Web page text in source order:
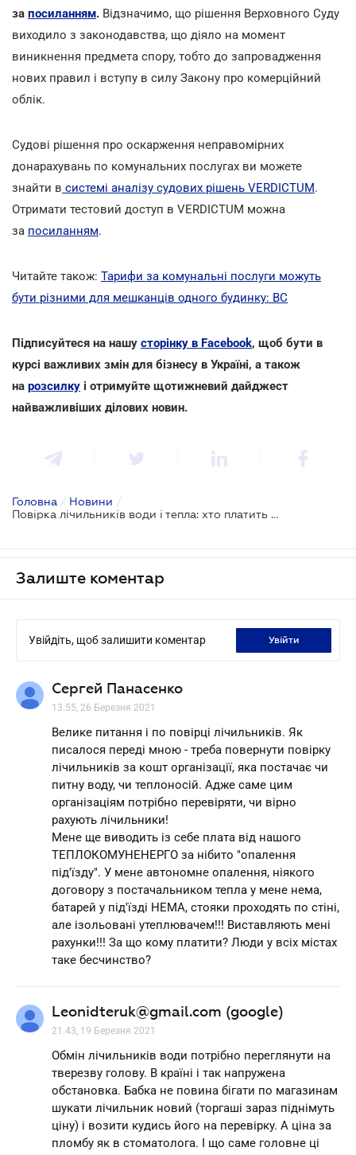
за посиланням. Відзначимо, що рішення Верховного Суду
виходило з законодавства, що діяло на момент
виникнення предмета спору, тобто до запровадження
нових правил і вступу в силу Закону про комерційний
облік.
Cудові рішення про оскарження неправомірних
донарахувань по комунальних послугах ви можете
знайти в системі аналізу судових рішень VERDICTUM.
Отримати тестовий доступ в VERDICTUM можна
за посиланням.
Читайте також: Тарифи за комунальні послуги можуть
бути різними для мешканців одного будинку: ВС
Підписуйтеся на нашу сторінку в Facebook, щоб бути в
курсі важливих змін для бізнесу в Україні, а також
на розсилку і отримуйте щотижневий дайджест
найважливіших ділових новин.
Головна / Новини /
Повірка лічильників води і тепла: хто платить за перевірку
Залиште коментар
Увійдіть, щоб залишити коментар увійти
Сергей Панасенко
13.55, 26 Березня 2021
Велике питання і по повірці лічильників. Як
писалося переді мною - треба повернути повірку
лічильників за кошт організації, яка постачає чи
питну воду, чи теплоносій. Адже саме цим
організаціям потрібно перевіряти, чи вірно
рахують лічильники!
Мене ще виводить із себе плата від нашого
ТЕПЛОКОМУНЕНЕРГО за нібито "опалення
під'їзду". У мене автономне опалення, ніякого
договору з постачальником тепла у мене нема,
батарей у під'їзді НЕМА, стояки проходять по стіні,
але ізольовані утеплювачем!!! Виставляють мені
рахунки!!! За що кому платити? Люди у всіх містах
таке бесчинство?
Leonidteruk@gmail.com (google)
21.43, 19 Березня 2021
Обмін лічильників води потрібно переглянути на
тверезву голову. В країні і так напружена
обстановка. Бабка не повина бігати по магазинам
шукати лічильник новий (торгаші зараз піднімуть
ціну) і возити кудись його на перевірку. А ціна за
пломбу як в стоматолога. І що саме головне ці